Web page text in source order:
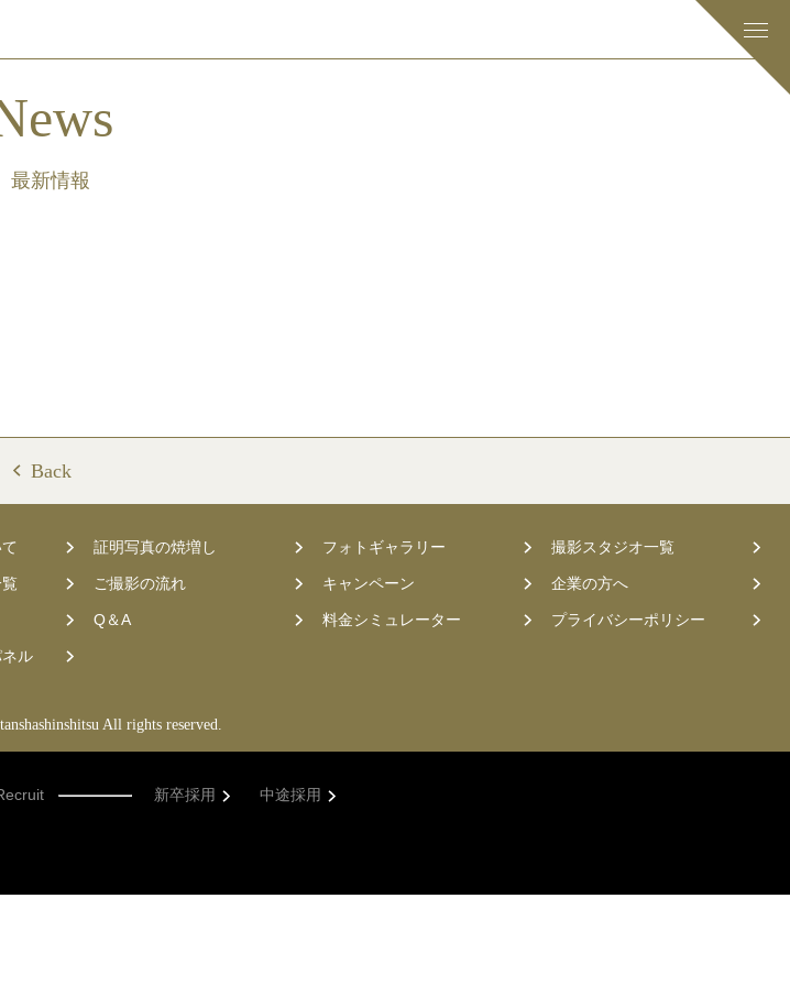
最新情報
Back
証明写真の焼増し フォトギャラリー 撮影スタジオ一覧
ご撮影の流れ キャンペーン 企業の方へ
Q＆A 料金シミュレーター プライバシーポリシー
ル
All rights reserved.
新卒採用 中途採用